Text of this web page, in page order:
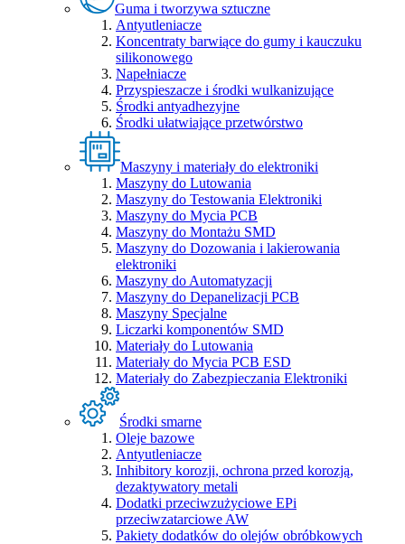
Guma i tworzywa sztuczne
Antyutleniacze
Koncentraty barwiące do gumy i kauczuku
silikonowego
Napełniacze
Przyspieszacze i środki wulkanizujące
Środki antyadhezyjne
Środki ułatwiające przetwórstwo
Maszyny i materiały do elektroniki
Maszyny do Lutowania
Maszyny do Testowania Elektroniki
Maszyny do Mycia PCB
Maszyny do Montażu SMD
Maszyny do Dozowania i lakierowania
elektroniki
Maszyny do Automatyzacji
Maszyny do Depanelizacji PCB
Maszyny Specjalne
Liczarki komponentów SMD
Materiały do Lutowania
Materiały do Mycia PCB ESD
Materiały do Zabezpieczania Elektroniki
Środki smarne
Oleje bazowe
Antyutleniacze
Inhibitory korozji, ochrona przed korozją,
dezaktywatory metali
Dodatki przeciwzużyciowe EPi
przeciwzatarciowe AW
Pakiety dodatków do olejów obróbkowych